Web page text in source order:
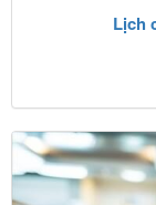
Lịch